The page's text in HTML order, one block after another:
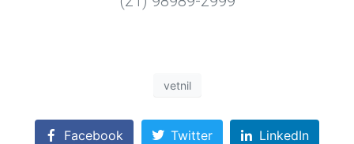
vetnil
Facebook Twitter LinkedIn